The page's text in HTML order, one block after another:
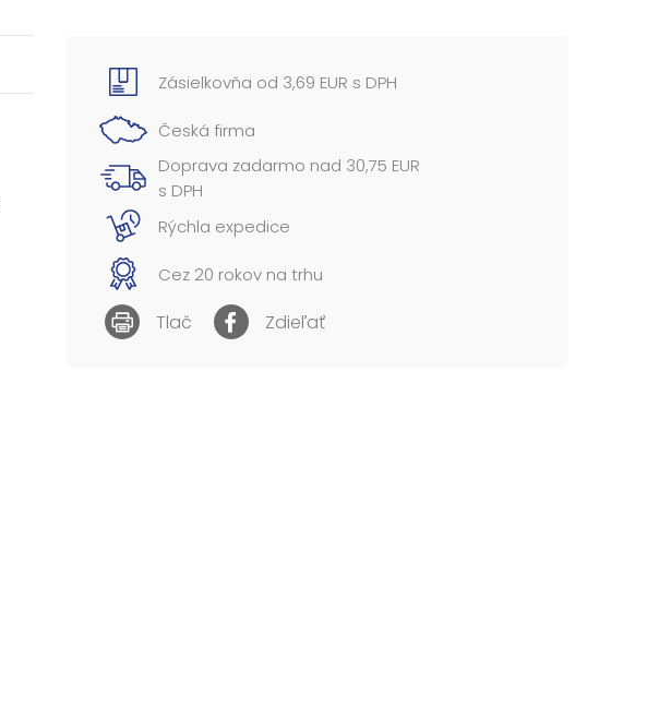
stromčeka, zavesiť na dvere, na okno a skrášliť tak
svoje bývanie.
SÚPRAVA OBSAHUJE:
- 9 ks drevených ozdôb (hviezda, anjel, stromček)
Dodávame v drevených priehradkách.
Uvedená cena je za 1 balenie....
Zásielkovňa od 3,69 EUR s DPH
Česká firma
Doprava zadarmo nad 30,75 EUR
s DPH
Rýchla expedice
Cez 20 rokov na trhu
Tlač Zdieľať